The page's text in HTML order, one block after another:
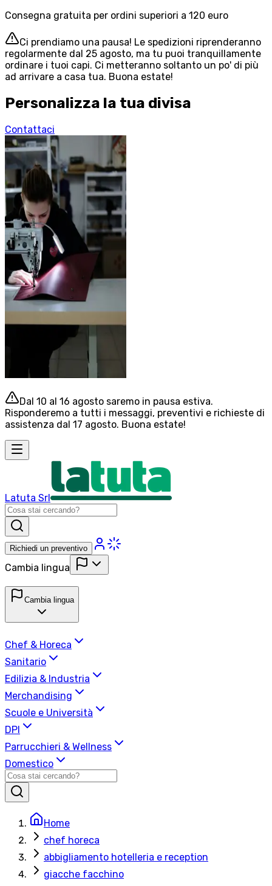
Consegna gratuita per ordini superiori a 120 euro
Ci prendiamo una pausa! Le spedizioni riprenderanno
regolarmente dal 25 agosto, ma tu puoi tranquillamente
ordinare i tuoi capi. Ci metteranno soltanto un po' di più
ad arrivare a casa tua. Buona estate!
Personalizza la tua divisa
Contattaci
Dal 10 al 16 agosto saremo in pausa estiva.
Risponderemo a tutti i messaggi, preventivi e richieste di
assistenza dal 17 agosto. Buona estate!
Latuta Srl
Richiedi un preventivo
Cambia lingua
Cambia lingua
Chef & Horeca
Sanitario
Edilizia & Industria
Merchandising
Scuole e Università
DPI
Parrucchieri & Wellness
Domestico
Home
chef horeca
abbigliamento hotelleria e reception
giacche facchino